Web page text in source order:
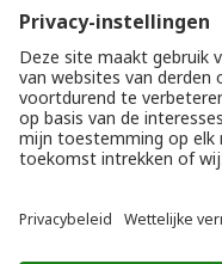
Provincialeweg 94-98
Die Niederlande
T+31 (0)418 632073
E